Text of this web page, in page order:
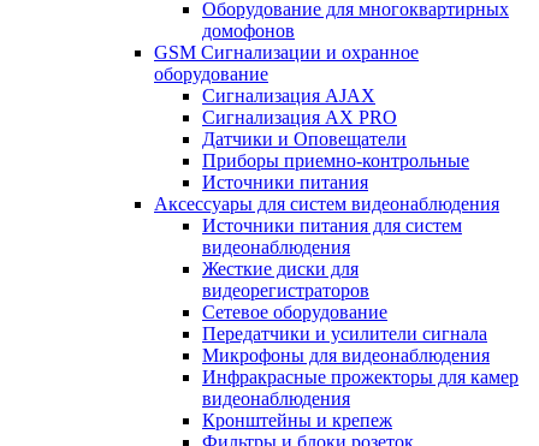
Оборудование для многоквартирных
домофонов
GSM Сигнализации и охранное
оборудование
Сигнализация AJAX
Сигнализация AX PRO
Датчики и Оповещатели
Приборы приемно-контрольные
Источники питания
Аксессуары для систем видеонаблюдения
Источники питания для систем
видеонаблюдения
Жесткие диски для
видеорегистраторов
Сетевое оборудование
Передатчики и усилители сигнала
Микрофоны для видеонаблюдения
Инфракрасные прожекторы для камер
видеонаблюдения
Кронштейны и крепеж